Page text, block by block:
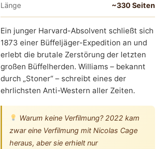
Länge ~330 Seiten
Ein junger Harvard-Absolvent schließt sich
1873 einer Büffeljäger-Expedition an und
erlebt die brutale Zerstörung der letzten
großen Büffelherden. Williams – bekannt
durch „Stoner“ – schreibt eines der
ehrlichsten Anti-Western aller Zeiten.
Warum keine Verfilmung? 2022 kam
zwar eine Verfilmung mit Nicolas Cage
heraus, aber sie erhielt nur